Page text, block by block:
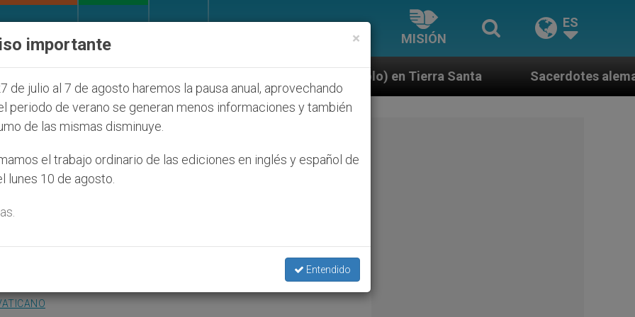
MISIÓN
ES
judíos que afecta a cristianos (y no sólo) en Tierra Santa Sacerdotes alemanes fieles al Papa
y palestinos que
superar el conflicto
×
importante
de julio al 7 de agosto haremos la pausa anual, aprovechando
periodo de verano se generan menos informaciones y también
de las mismas disminuye.
el trabajo ordinario de las ediciones en inglés y español de
lunes 10 de agosto.
Entendido